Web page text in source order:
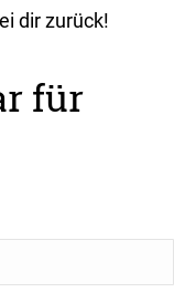
dir zurück!
für